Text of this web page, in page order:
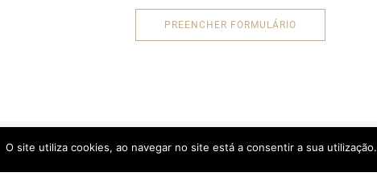
PREENCHER FORMULÁRIO
O site utiliza cookies, ao navegar no site está a consentir a sua utilização.